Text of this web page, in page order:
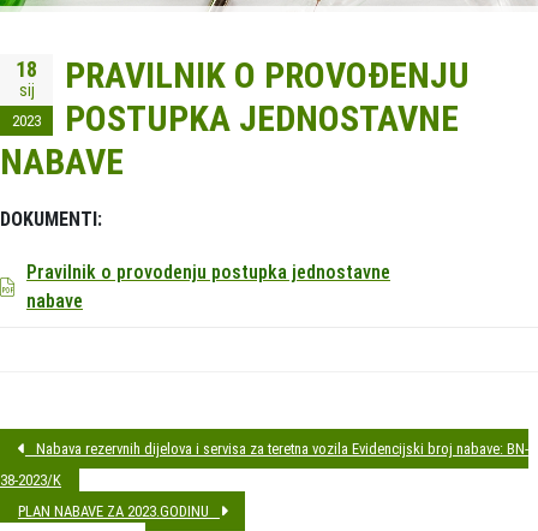
18
sij
2023
PRAVILNIK O PROVOĐENJU
POSTUPKA JEDNOSTAVNE
NABAVE
DOKUMENTI:
Pravilnik o provodenju postupka jednostavne
nabave
Nabava rezervnih dijelova i servisa za teretna vozila Evidencijski broj nabave: BN-
38-2023/K
PLAN NABAVE ZA 2023.GODINU